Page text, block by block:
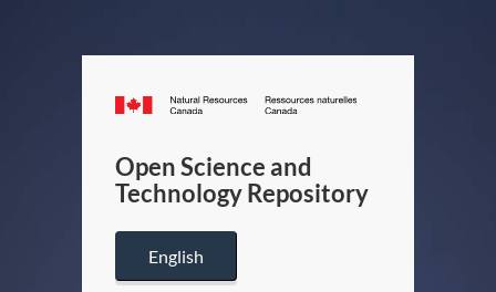
Canada.ca
/
Canada
Open Science and
Technology Repository
English